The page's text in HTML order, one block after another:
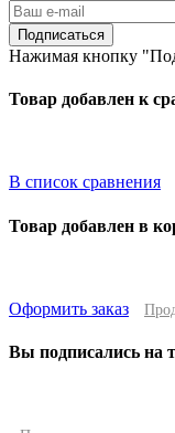
Подписаться
Нажимая кнопку
Товар добавлен к
В список сравнения
Товар добавлен в
Оформить заказ
Вы подписались на